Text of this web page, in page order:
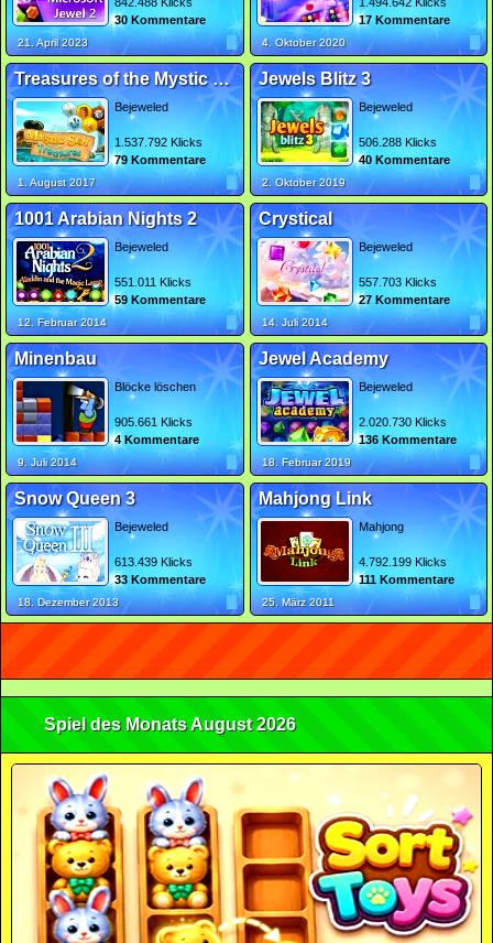
30 Kommentare
21. April 2023
17 Kommentare
4. Oktober 2020
Treasures of the Mystic Sea 2
Bejeweled
1.537.792 Klicks
79 Kommentare
1. August 2017
Jewels Blitz 3
Bejeweled
506.288 Klicks
40 Kommentare
2. Oktober 2019
1001 Arabian Nights 2
Bejeweled
551.011 Klicks
59 Kommentare
12. Februar 2014
Crystical
Bejeweled
557.703 Klicks
27 Kommentare
14. Juli 2014
Minenbau
Blöcke löschen
905.661 Klicks
4 Kommentare
9. Juli 2014
Jewel Academy
Bejeweled
2.020.730 Klicks
136 Kommentare
18. Februar 2019
Snow Queen 3
Bejeweled
613.439 Klicks
33 Kommentare
18. Dezember 2013
Mahjong Link
Mahjong
4.792.199 Klicks
111 Kommentare
25. März 2011
Spiel des Monats August 2026